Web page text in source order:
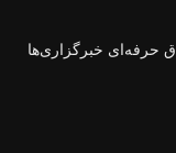
حرفه‌ای خبرگزاری‌ها